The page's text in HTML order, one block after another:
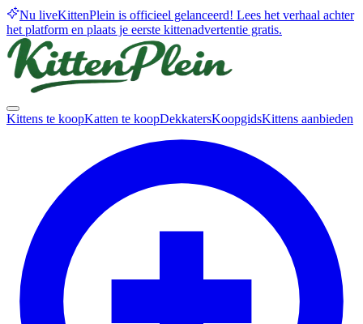
Nu liveKittenPlein is officieel gelanceerd! Lees het verhaal achter
het platform en plaats je eerste kittenadvertentie gratis.
Kittens te koopKatten te koopDekkatersKoopgidsKittens aanbieden